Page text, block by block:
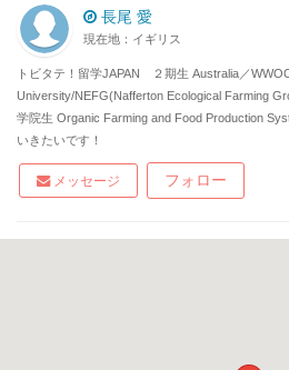
長尾 愛
現在地：イギリス
トビタテ！留学JAPAN ２期生 Australia／
University/NEFG(Nafferton Ecological Farming
学院生 Organic Farming and Food Production
いきたいです！
メッセージ フォロー